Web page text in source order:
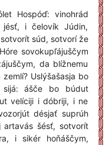
Hospóď: vinohrád
jésť, i čelovík Júdin,
súd, sotvorí že
sovokupľájuščym
da blížnemu
Uslýšašasja bo
sijá: ášče bo búdut
velíciji i dóbriji, i ne
désjať suprúh
šésť, sotvorít
i sikér hoňáščym,